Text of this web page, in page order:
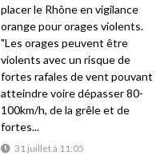
31 juillet à 11:05
placer le Rhône en vigilance
orange pour orages violents.
"Les orages peuvent être
violents avec un risque de
fortes rafales de vent pouvant
atteindre voire dépasser 80-
100km/h, de la grêle et de
fortes...